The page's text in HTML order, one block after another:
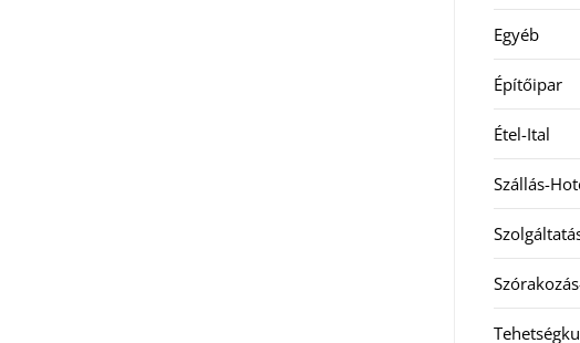
Egyéb
Építőipar
Étel-Ital
Szállás-